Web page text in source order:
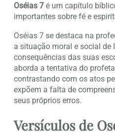
Oséias 7 é um capítulo
importantes sobre fé e
Oséias 7 se destaca na
a situação moral e social de
consequências das suas
aborda a tentativa do
contrastando com os atos
expõem a falta de
seus próprios erros.
Versículos de